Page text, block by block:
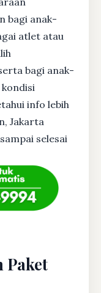
bagi anak-
atlet atau
bagi anak-
info lebih
Jakarta
selesai
Paket